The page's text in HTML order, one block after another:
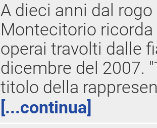
A dieci anni dal
Montecitorio
operai travolti dalle
dicembre del 2007.
titolo della
[...continua]